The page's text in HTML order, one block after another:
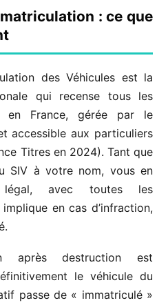
: ce que
des Véhicules est la
qui recense tous les
en France, gérée par le
accessible aux particuliers
Titres en 2024). Tant que
SIV à votre nom, vous en
avec toutes les
en cas d’infraction,
après destruction est
le véhicule du
passe de « immatriculé »